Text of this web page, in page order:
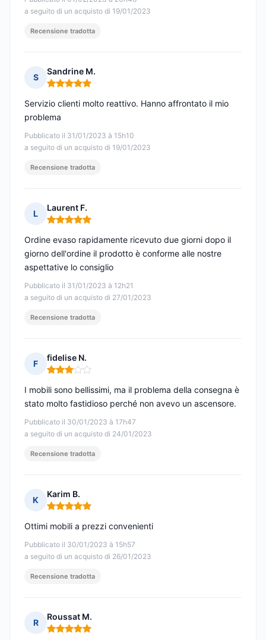
a seguito di un acquisto di 19/01/2023
Recensione tradotta
S
Sandrine M.
Nota: 5 su 5
Pubblicato il 31/01/2023 à 15h10
a seguito di un acquisto di 19/01/2023
Servizio clienti molto reattivo. Hanno affrontato il mio
problema
Recensione tradotta
L
Laurent F.
Nota: 5 su 5
Pubblicato il 31/01/2023 à 12h21
a seguito di un acquisto di 27/01/2023
Ordine evaso rapidamente ricevuto due giorni dopo il
giorno dell'ordine il prodotto è conforme alle nostre
aspettative lo consiglio
Recensione tradotta
F
fidelise N.
Nota: 3 su 5
Pubblicato il 30/01/2023 à 17h47
a seguito di un acquisto di 24/01/2023
I mobili sono bellissimi, ma il problema della consegna è
stato molto fastidioso perché non avevo un ascensore.
Recensione tradotta
K
Karim B.
Nota: 5 su 5
Pubblicato il 30/01/2023 à 15h57
a seguito di un acquisto di 26/01/2023
Ottimi mobili a prezzi convenienti
Recensione tradotta
R
Roussat M.
Nota: 5 su 5